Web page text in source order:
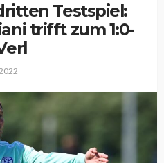
Testspiel:
trifft zum 1:0-